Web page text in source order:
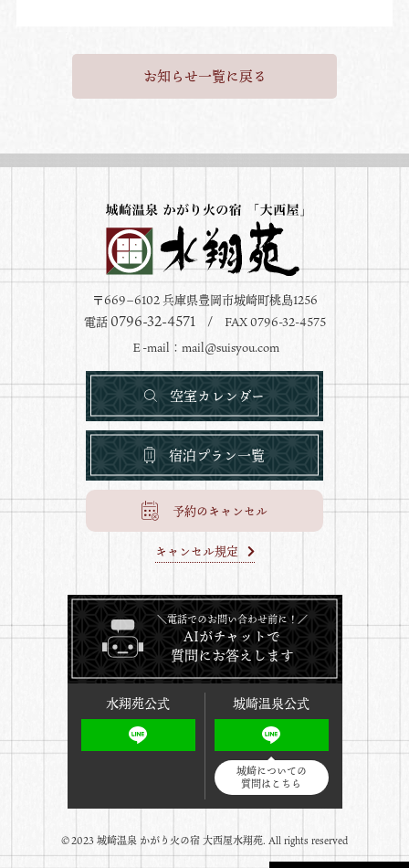
お知らせ一覧に戻る
〒669−6102 兵庫県豊岡市城崎町桃島1256
電話 0796-32-4571/ FAX 0796-32-4575
Ｅ-mail： mail@suisyou.com
空室カレンダー
宿泊プラン一覧
予約のキャンセル
キャンセル規定
＼電話でのお問い合わせ前に！／
AIがチャットで
質問にお答えします
水翔苑公式 城崎温泉公式
城崎についての
質問はこちら
©️2023 城崎温泉 かがり火の宿 大西屋水翔苑. All rights reserved